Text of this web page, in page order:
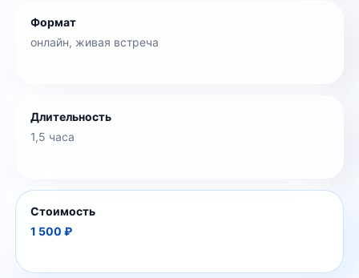
Формат
онлайн, живая встреча
Длительность
1,5 часа
Стоимость
1 500 ₽